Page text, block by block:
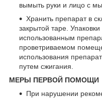
вымыть руки и лицо с
Хранить препарат в
закрытой таре.
использованным
проветриваемом
использования
путем сжигания.
МЕРЫ ПЕРВОЙ ПОМОЩИ
При нарушении